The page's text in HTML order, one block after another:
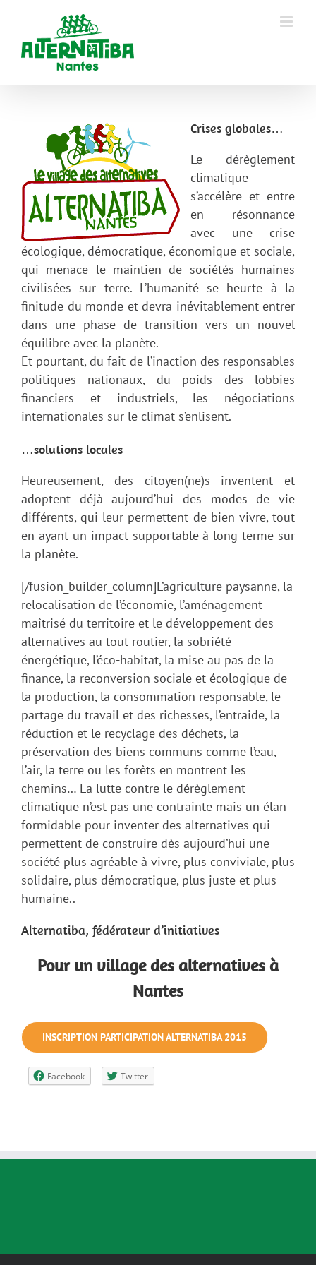
Crises globales…
Le dérèglement
climatique
s’accélère et entre
en résonnance
avec une crise
écologique, démocratique, économique et sociale,
qui menace le maintien de sociétés humaines
civilisées sur terre. L’humanité se heurte à la
finitude du monde et devra inévitablement entrer
dans une phase de transition vers un nouvel
équilibre avec la planète.
Et pourtant, du fait de l’inaction des responsables
politiques nationaux, du poids des lobbies
financiers et industriels, les négociations
internationales sur le climat s’enlisent.
…solutions locales
Heureusement, des citoyen(ne)s inventent et
adoptent déjà aujourd’hui des modes de vie
différents, qui leur permettent de bien vivre, tout
en ayant un impact supportable à long terme sur
la planète.
[/fusion_builder_column]L’agriculture paysanne, la
relocalisation de l’économie, l’aménagement
maîtrisé du territoire et le développement des
alternatives au tout routier, la sobriété
énergétique, l’éco-habitat, la mise au pas de la
finance, la reconversion sociale et écologique de
la production, la consommation responsable, le
partage du travail et des richesses, l’entraide, la
réduction et le recyclage des déchets, la
préservation des biens communs comme l’eau,
l’air, la terre ou les forêts en montrent les
chemins… La lutte contre le dérèglement
climatique n’est pas une contrainte mais un élan
formidable pour inventer des alternatives qui
permettent de construire dès aujourd’hui une
société plus agréable à vivre, plus conviviale, plus
solidaire, plus démocratique, plus juste et plus
humaine..
Alternatiba, fédérateur d’initiatives
Pour un village des alternatives à
Nantes
INSCRIPTION PARTICIPATION ALTERNATIBA 2015
Facebook Twitter